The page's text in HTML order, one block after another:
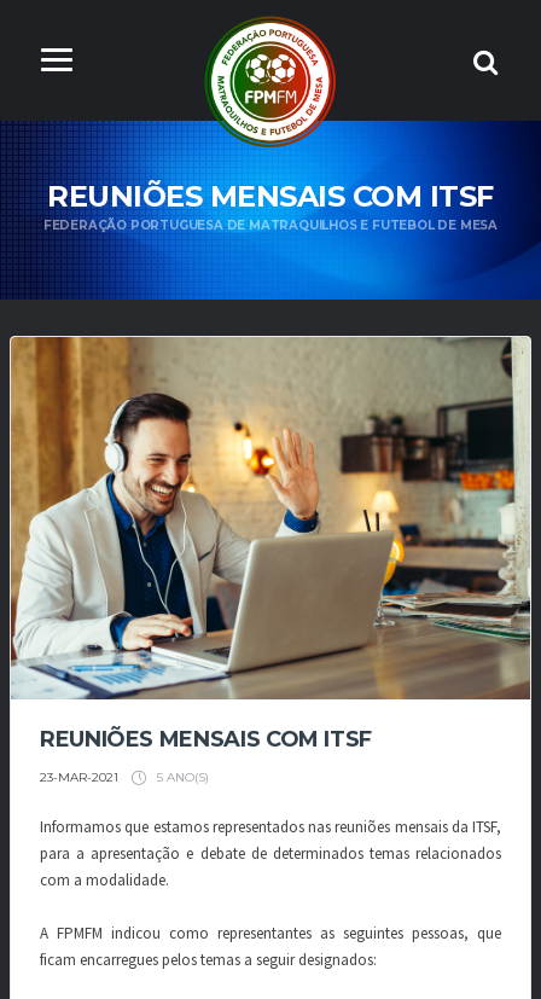
REUNIÕES MENSAIS COM ITSF
FEDERAÇÃO PORTUGUESA DE MATRAQUILHOS E FUTEBOL DE MESA
REUNIÕES MENSAIS COM ITSF
23-MAR-2021 5 ANO(S)
Informamos que estamos representados nas reuniões mensais da ITSF,
para a apresentação e debate de determinados temas relacionados
com a modalidade.
A FPMFM indicou como representantes as seguintes pessoas, que
ficam encarregues pelos temas a seguir designados: